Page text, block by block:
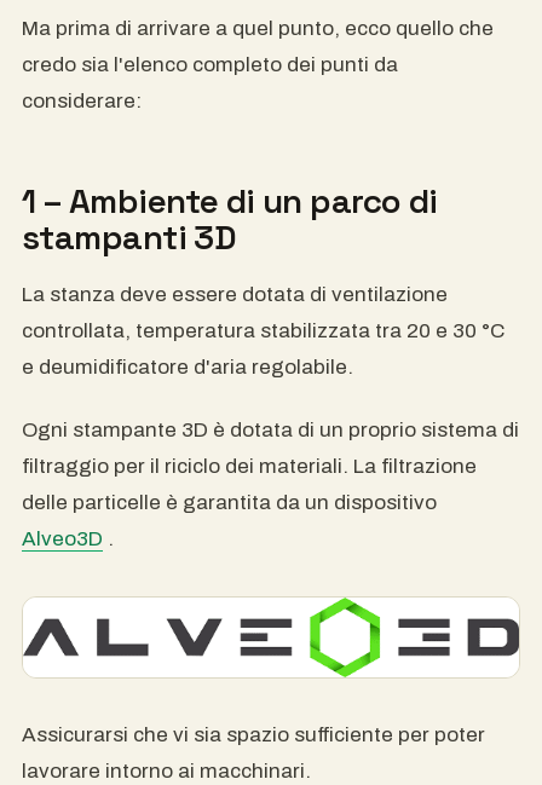
Ma prima di arrivare a quel punto, ecco quello che
credo sia l'elenco completo dei punti da
considerare:
1 – Ambiente di un parco di
stampanti 3D
La stanza deve essere dotata di ventilazione
controllata, temperatura stabilizzata tra 20 e 30 °C
e deumidificatore d'aria regolabile.
Ogni stampante 3D è dotata di un proprio sistema di
filtraggio per il riciclo dei materiali. La filtrazione
delle particelle è garantita da un dispositivo
Alveo3D .
Assicurarsi che vi sia spazio sufficiente per poter
lavorare intorno ai macchinari.